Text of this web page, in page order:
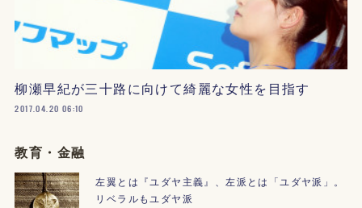
柳瀬早紀が三十路に向けて綺麗な女性を目指す
2017.04.20 06:10
教育・金融
左翼とは『ユダヤ主義』、左派とは「ユダヤ派」。
リベラルもユダヤ派